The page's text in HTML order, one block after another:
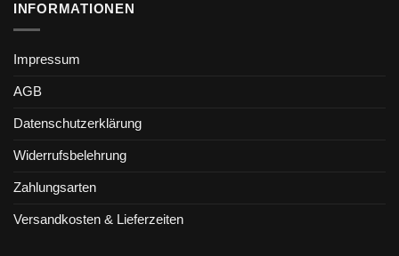
INFORMATIONEN
Impressum
AGB
Datenschutzerklärung
Widerrufsbelehrung
Zahlungsarten
Versandkosten & Lieferzeiten